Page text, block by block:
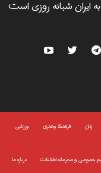
ایران شبانه روزی است
زنان فرهنگ وهنری
ورزشی
خصوصی و محرمانه اطلاعات درباره ما